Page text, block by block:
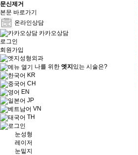
문신제거
본문 바로가기
온라인상담
카카오상담
로그인
회원가입
나를 위한 엣지 있는 시술은?
KR
CH
EN
JP
VN
TH
눈성형
레이저
눈밑지